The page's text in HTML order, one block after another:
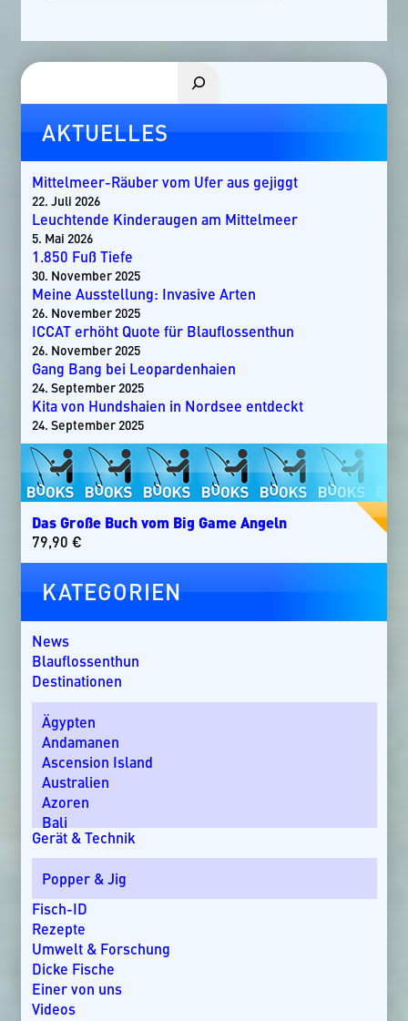
Suchen
AKTUELLES
Mittelmeer-Räuber vom Ufer aus gejiggt
22. Juli 2026
Leuchtende Kinderaugen am Mittelmeer
5. Mai 2026
1.850 Fuß Tiefe
30. November 2025
Meine Ausstellung: Invasive Arten
26. November 2025
ICCAT erhöht Quote für Blauflossenthun
26. November 2025
Gang Bang bei Leopardenhaien
24. September 2025
Kita von Hundshaien in Nordsee entdeckt
24. September 2025
Das Große Buch vom Big Game Angeln
79,90 €
KATEGORIEN
News
Blauflossenthun
Destinationen
Ägypten
Andamanen
Ascension Island
Australien
Azoren
Bali
Bom Bom Island
Costa Rica
Dänemark
Dominikanische Republik
Ebro-Delta
England
Florida
Griechenland
Guatemala
Gerät & Technik
Popper & Jig
Fisch-ID
Rezepte
Umwelt & Forschung
Dicke Fische
Einer von uns
Videos